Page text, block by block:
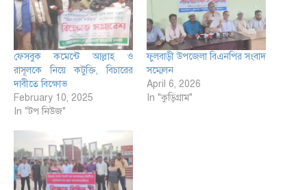
ফেসবুক কমেন্টে আল্লাহ ও
রাসূলকে নিয়ে কটুক্তি, বিচারের
দাবীতে বিক্ষোভ
February 10, 2025
In "টপ নিউজ"
ফুলবাড়ী উপজেলা বিএনপির সংবাদ
সম্মেলন
April 6, 2026
In "কুড়িগ্রাম"